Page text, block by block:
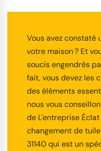
Vous avez constaté
votre maison ? Et
soucis engendrés
fait, vous devez les
des éléments
nous vous
de L'entreprise
changement de
31140 qui est un